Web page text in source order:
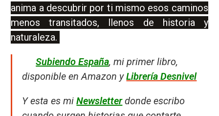
anima a descubrir por ti mismo esos caminos
menos transitados, llenos de historia y
naturaleza.
Subiendo España, mi primer libro,
disponible en Amazon yLibrería Desnivel
Y esta es miNewsletter donde escribo